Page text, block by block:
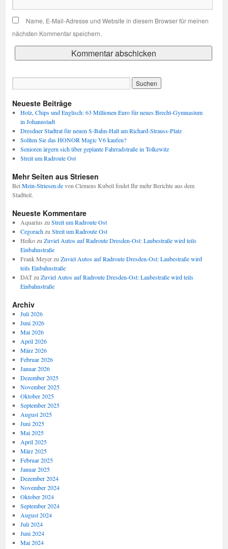
Name, E-Mail-Adresse und Website in diesem Browser für meinen
nächsten Kommentar speichern.
Neueste Beiträge
Holz, Chips und Englisch: 63 Millionen Euro für neues Brecht-Gymnasium
in Johannstadt
Dresdner Stadtrat für neuen S-Bahn-Halt am Richard-Strauss-Platz
Sollten Sie das HONOR Magic V6 kaufen?
Senioren ärgern sich über geplante Fahrradstraße in Tolkewitz
Streit um Radroute Ost
Mehr Seiten aus Striesen
Bei Mein-Striesen.devon Clemens Kubeil findet Ihr mehr Berichte aus dem
Stadtteil.
Neueste Kommentare
Aquarius zu Streit um Radroute Ost
Cegorachzu Streit um Radroute Ost
Heikozu Zuviel Autos auf Radroute Dresden-Ost: Laubestraße wird teils
Einbahnstraße
Frank Meyerzu Zuviel Autos auf Radroute Dresden-Ost: Laubestraße wird
teils Einbahnstraße
DATzu Zuviel Autos auf Radroute Dresden-Ost: Laubestraße wird teils
Einbahnstraße
Archiv
Juli 2026
Juni 2026
Mai 2026
April 2026
März 2026
Februar 2026
Januar 2026
Dezember 2025
November 2025
Oktober 2025
September 2025
August 2025
Juni 2025
Mai 2025
April 2025
März 2025
Februar 2025
Januar 2025
Dezember 2024
November 2024
Oktober 2024
September 2024
August 2024
Juli 2024
Juni 2024
Mai 2024